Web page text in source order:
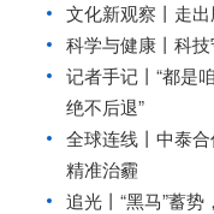
文化新观察丨 走出
科学与健康丨科技
记者手记丨“都是
绝不后退”
全球连线丨 中泰合
精准治霾
追光丨 “黑马”蓄势